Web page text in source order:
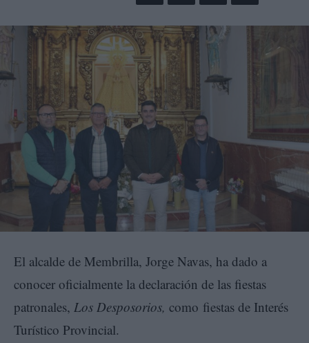
El alcalde de Membrilla, Jorge Navas, ha dado a
conocer oficialmente la declaración de las fiestas
patronales, Los Desposorios, como fiestas de Interés
Turístico Provincial.